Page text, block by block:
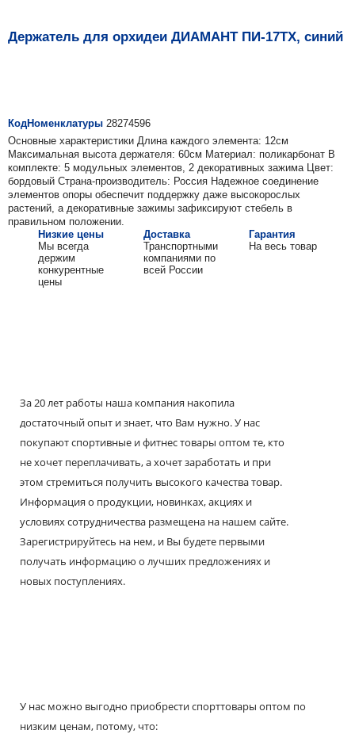
Держатель для орхидеи ДИАМАНТ ПИ-17TX, синий
КодНоменклатуры 28274596
Основные характеристики Длина каждого элемента: 12см
Максимальная высота держателя: 60см Материал: поликарбонат В
комплекте: 5 модульных элементов, 2 декоративных зажима Цвет:
бордовый Страна-производитель: Россия Надежное соединение
элементов опоры обеспечит поддержку даже высокорослых
растений, а декоративные зажимы зафиксируют стебель в
правильном положении.
Низкие цены
Мы всегда
держим
конкурентные
цены
Доставка
Транспортными
компаниями по
всей России
Гарантия
На весь товар
За 20 лет работы наша компания накопила
достаточный опыт и знает, что Вам нужно. У нас
покупают спортивные и фитнес товары оптом те, кто
не хочет переплачивать, а хочет заработать и при
этом стремиться получить высокого качества товар.
Информация о продукции, новинках, акциях и
условиях сотрудничества размещена на нашем сайте.
Зарегистрируйтесь на нем, и Вы будете первыми
получать информацию о лучших предложениях и
новых поступлениях.
У нас можно выгодно приобрести спорттовары оптом по
низким ценам, потому, что: